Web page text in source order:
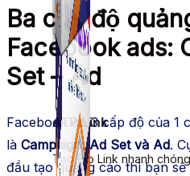
ATP Link
Tạo Bio Link nhanh
Ba cấp độ
Facebook ads:
Set – Ad
Facebook có 3 cấp độ của 1
là Campaign, Ad Set và Ad.
đầu tạo quảng cáo thì bạn